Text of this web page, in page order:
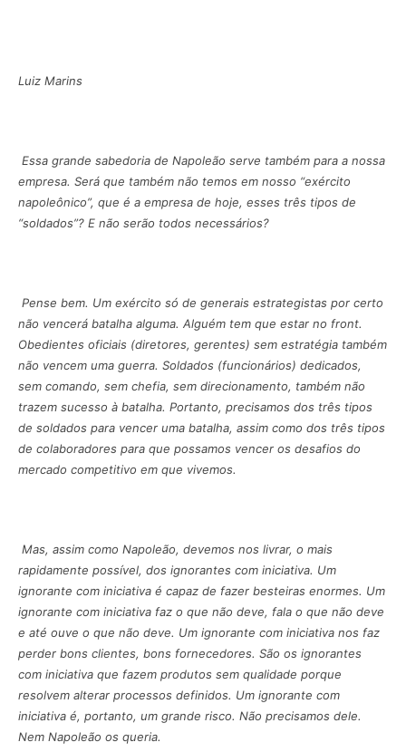
Luiz Marins
Essa grande sabedoria de Napoleão serve também para a nossa
empresa. Será que também não temos em nosso “exército
napoleônico”, que é a empresa de hoje, esses três tipos de
“soldados”? E não serão todos necessários?
Pense bem. Um exército só de generais estrategistas por certo
não vencerá batalha alguma. Alguém tem que estar no front.
Obedientes oficiais (diretores, gerentes) sem estratégia também
não vencem uma guerra. Soldados (funcionários) dedicados,
sem comando, sem chefia, sem direcionamento, também não
trazem sucesso à batalha. Portanto, precisamos dos três tipos
de soldados para vencer uma batalha, assim como dos três tipos
de colaboradores para que possamos vencer os desafios do
mercado competitivo em que vivemos.
Mas, assim como Napoleão, devemos nos livrar, o mais
rapidamente possível, dos ignorantes com iniciativa. Um
ignorante com iniciativa é capaz de fazer besteiras enormes. Um
ignorante com iniciativa faz o que não deve, fala o que não deve
e até ouve o que não deve. Um ignorante com iniciativa nos faz
perder bons clientes, bons fornecedores. São os ignorantes
com iniciativa que fazem produtos sem qualidade porque
resolvem alterar processos definidos. Um ignorante com
iniciativa é, portanto, um grande risco. Não precisamos dele.
Nem Napoleão os queria.